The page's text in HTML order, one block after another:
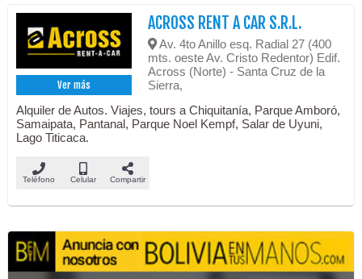
Ver más
ACROSS RENT A CAR S.R.L.
Av. 4to Anillo esq. Radial 27 (400
mts. oeste Av. Cristo Redentor) Edif.
Across (Norte) - Santa Cruz de la
Sierra,
Alquiler de Autos. Viajes, tours a Chiquitanía, Parque Amboró,
Samaipata, Pantanal, Parque Noel Kempf, Salar de Uyuni,
Lago Titicaca.
Teléfono Celular Compartir